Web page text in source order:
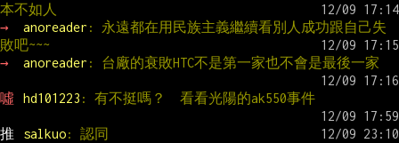
本不如人
→
anoreader : 永遠都在用民族主義繼續看別人成功跟自己失
敗吧~~~
→
anoreader : 台廠的衰敗HTC不是第一家也不會是最後一家
噓 hd101223 : 有不挺嗎？  看看光陽的ak550事件
推 salkuo: 認同